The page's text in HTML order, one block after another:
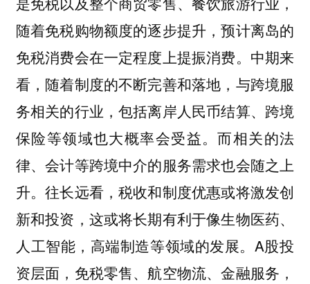
随着免税购物额度的逐步提升，预计离岛的
免税消费会在一定程度上提振消费。中期来
看，随着制度的不断完善和落地，与跨境服
务相关的行业，包括离岸人民币结算、跨境
保险等领域也大概率会受益。而相关的法
律、会计等跨境中介的服务需求也会随之上
升。往长远看，税收和制度优惠或将激发创
新和投资，这或将长期有利于像生物医药、
人工智能，高端制造等领域的发展。A股投
资层面，免税零售、航空物流、金融服务，